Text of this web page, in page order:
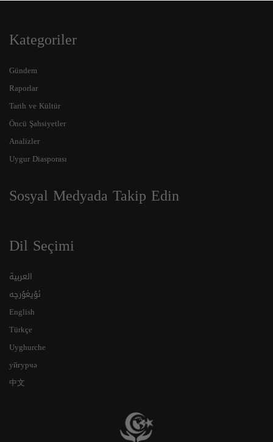
Kategoriler
Gündem
Raporlar
Tarih ve Kültür
Öncü Şahsiyetler
Analizler
Uygur Diasporası
Sosyal Medyada Takip Edin
Dil Seçimi
العربية
ئۇيغۇرچە
English
Türkçe
Uyghurche
уйғурчә
中文